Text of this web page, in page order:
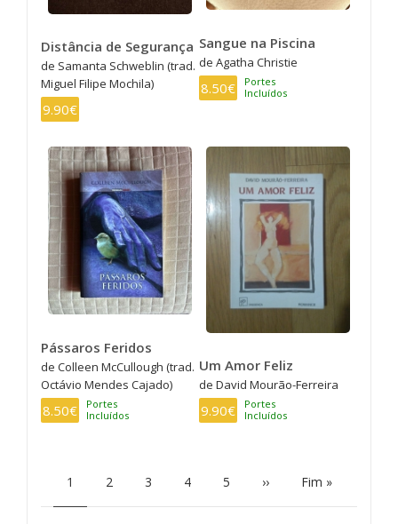
Distância de Segurança
de Samanta Schweblin (trad.
Miguel Filipe Mochila)
9.90€
Sangue na Piscina
de Agatha Christie
8.50€
Portes
Incluídos
Pássaros Feridos
de Colleen McCullough (trad.
Octávio Mendes Cajado)
8.50€
Portes
Incluídos
Um Amor Feliz
de David Mourão-Ferreira
9.90€
Portes
Incluídos
Current
1 Page
2 Page
3 Page
4 Page
5 Next
›› Last
Fim »